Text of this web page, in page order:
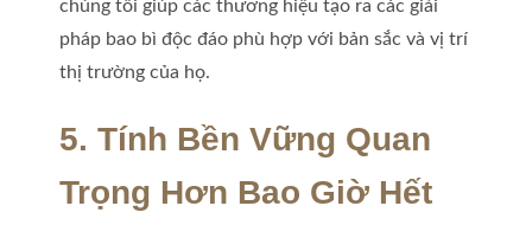
chúng tôi giúp các thương hiệu tạo ra các giải
pháp bao bì độc đáo phù hợp với bản sắc và vị trí
thị trường của họ.
5. Tính Bền Vững Quan
Trọng Hơn Bao Giờ Hết